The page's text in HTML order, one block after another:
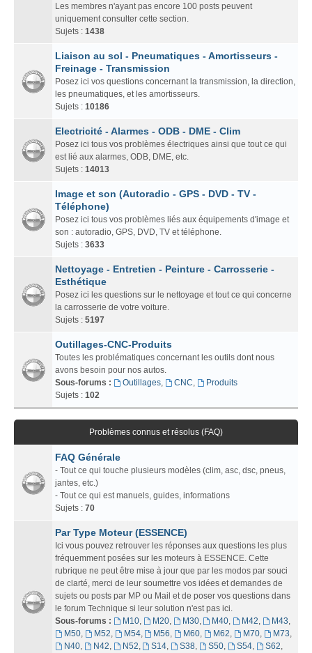
Les membres n'ayant pas encore 100 posts peuvent
uniquement consulter cette section.
Sujets : 1438
Liaison au sol - Pneumatiques - Amortisseurs -
Freinage - Transmission
Posez ici vos questions concernant la transmission, la direction,
les pneumatiques, et les amortisseurs.
Sujets : 10186
Electricité - Alarmes - ODB - DME - Clim
Posez ici tous vos problèmes électriques ainsi que tout ce qui
est lié aux alarmes, ODB, DME, etc.
Sujets : 14013
Image et son (Autoradio - GPS - DVD - TV -
Téléphone)
Posez ici tous vos problèmes liés aux équipements d'image et
son : autoradio, GPS, DVD, TV et téléphone.
Sujets : 3633
Nettoyage - Entretien - Peinture - Carrosserie -
Esthétique
Posez ici les questions sur le nettoyage et tout ce qui concerne
la carrosserie de votre voiture.
Sujets : 5197
Outillages-CNC-Produits
Toutes les problématiques concernant les outils dont nous
avons besoin pour nos autos.
Sous-forums :
Outillages, CNC,
Produits
Sujets : 102
Problèmes connus et résolus (FAQ)
FAQ Générale
- Tout ce qui touche plusieurs modèles (clim, asc, dsc, pneus,
jantes, etc.)
- Tout ce qui est manuels, guides, informations
Sujets : 70
Par Type Moteur (ESSENCE)
Ici vous pouvez retrouver les réponses aux questions les plus
fréquemment posées sur les moteurs à ESSENCE. Cette
rubrique ne peut être mise à jour que par les modos par souci
de clarté, merci de leur soumettre vos idées et demandes de
sujets ou posts par MP ou Mail et de poser vos questions dans
le forum Technique si leur solution n'est pas ici.
Sous-forums :
M10, M20, M30, M40, M42, M43,
M50, M52, M54, M56, M60, M62, M70, M73,
N40, N42, N52, S14, S38, S50, S54, S62,